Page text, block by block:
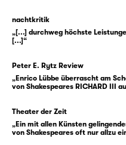
dessen Tod auch die
William
diesem Hintergrund
das Überschreiten
Übersetzung von
dunkles Schauerstück.
nachtkritik
„[...] durchweg höchste
[...]“
Peter E. Rytz Review
„Enrico Lübbe überrascht am
von Shakespeares RICHARD III
Theater der Zeit
„Ein mit allen Künsten
von Shakespeares oft nur allzu